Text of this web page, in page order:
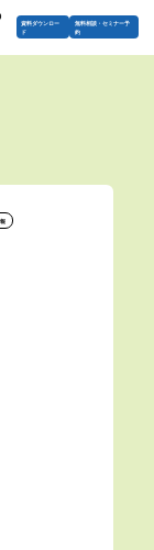
資料ダウンロー
ド
無料相談・セミナー予
約